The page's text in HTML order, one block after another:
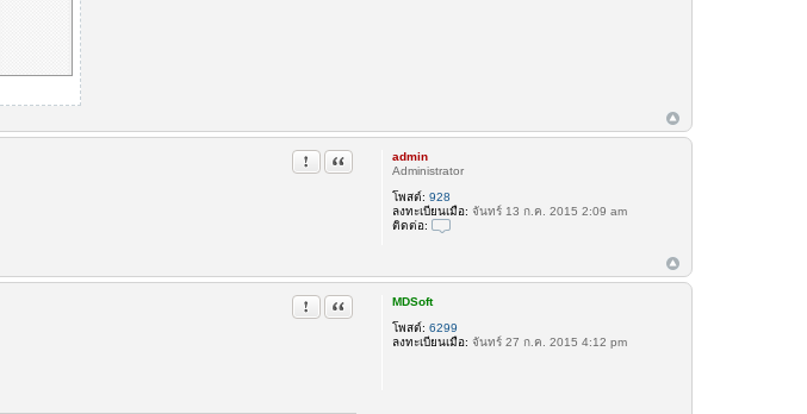
admin
Administrator
โพสต์: 928
ลงทะเบียนเมื่อ: จันทร์ 13 ก.ค. 2015 2:09 am
ติดต่อ:
อ
m
i
รายงานในข้อความ
อ้างคำพูด
MDSoft
โพสต์: 6299
ลงทะเบียนเมื่อ: จันทร์ 27 ก.ค. 2015 4:12 pm
รายงานในข้อความ
อ้างคำพูด